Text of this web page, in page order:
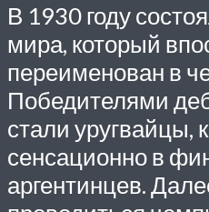
В 1930 году
мира, который
переименован в
Победителями
стали уругвайцы,
сенсационно в
аргентинцев.